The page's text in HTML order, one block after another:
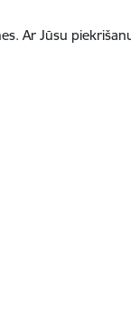
Ar Jūsu